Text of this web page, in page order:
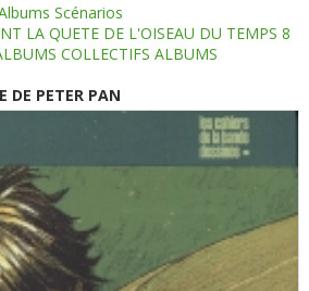
Scénarios
LA QUETE DE L'OISEAU DU TEMPS 8
COLLECTIFS ALBUMS
DE PETER PAN